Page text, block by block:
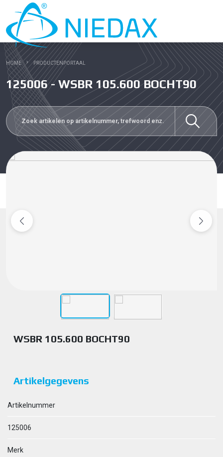
HOME PRODUCTENPORTAAL
125006 - WSBR 105.600 BOCHT90
WSBR 105.600 BOCHT90
Artikelgegevens
Artikelnummer
125006
Merk